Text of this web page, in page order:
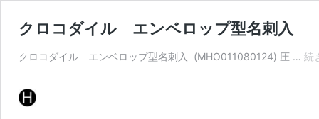
クロコダイル エンベロップ型名刺入
クロコダイル エンベロップ型名刺入 (MHO011080124) 圧 … 続